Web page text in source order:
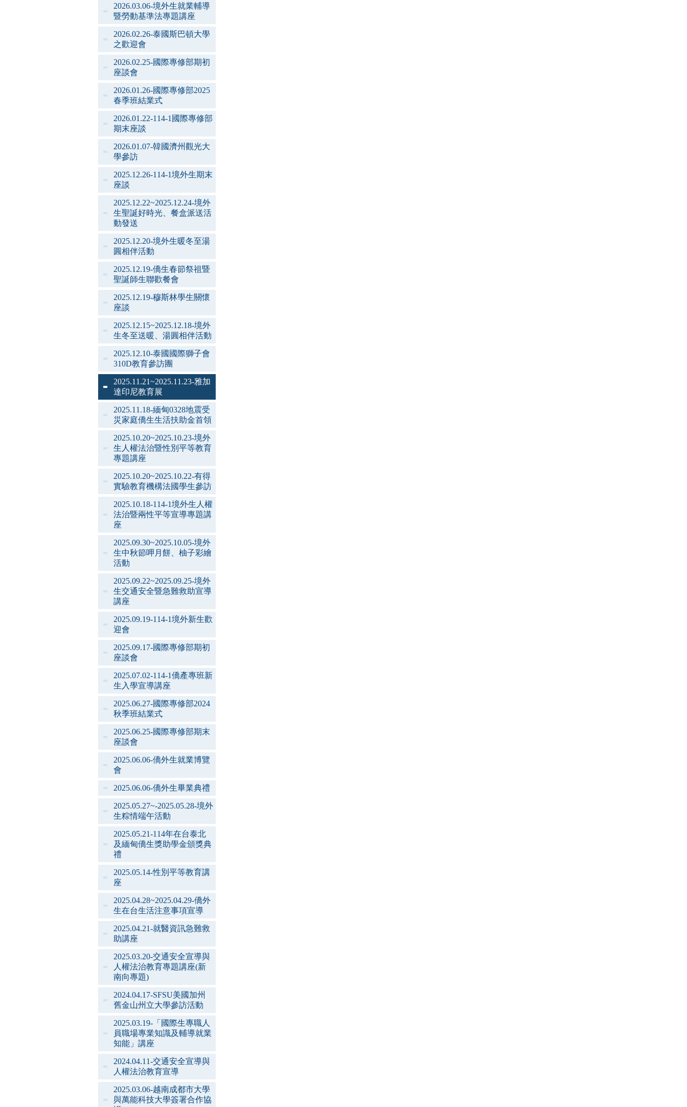
2026.03.06-境外生就業輔導
暨勞動基準法專題講座
2026.02.26-泰國斯巴頓大學
之歡迎會
2026.02.25-國際專修部期初
座談會
2026.01.26-國際專修部2025
春季班結業式
2026.01.22-114-1國際專修部
期末座談
2026.01.07-韓國濟州觀光大
學參訪
2025.12.26-114-1境外生期末
座談
2025.12.22~2025.12.24-境外
生聖誕好時光、餐盒派送活
動發送
2025.12.20-境外生暖冬至湯
圓相伴活動
2025.12.19-僑生春節祭祖暨
聖誕師生聯歡餐會
2025.12.19-穆斯林學生關懷
座談
2025.12.15~2025.12.18-境外
生冬至送暖、湯圓相伴活動
2025.12.10-泰國國際獅子會
310D教育參訪團
2025.11.21~2025.11.23-雅加
達印尼教育展
2025.11.18-緬甸0328地震受
災家庭僑生生活扶助金首領
2025.10.20~2025.10.23-境外
生人權法治暨性別平等教育
專題講座
2025.10.20~2025.10.22-有得
實驗教育機構法國學生參訪
2025.10.18-114-1境外生人權
法治暨兩性平等宣導專題講
座
2025.09.30~2025.10.05-境外
生中秋節呷月餅、柚子彩繪
活動
2025.09.22~2025.09.25-境外
生交通安全暨急難救助宣導
講座
2025.09.19-114-1境外新生歡
迎會
2025.09.17-國際專修部期初
座談會
2025.07.02-114-1僑產專班新
生入學宣導講座
2025.06.27-國際專修部2024
秋季班結業式
2025.06.25-國際專修部期末
座談會
2025.06.06-僑外生就業博覽
會
2025.06.06-僑外生畢業典禮
2025.05.27~-2025.05.28-境外
生粽情端午活動
2025.05.21-114年在台泰北
及緬甸僑生獎助學金頒獎典
禮
2025.05.14-性別平等教育講
座
2025.04.28~2025.04.29-僑外
生在台生活注意事項宣導
2025.04.21-就醫資訊急難救
助講座
2025.03.20-交通安全宣導與
人權法治教育專題講座(新
南向專題)
2024.04.17-SFSU美國加州
舊金山州立大學參訪活動
2025.03.19-「國際生專職人
員職場專業知識及輔導就業
知能」講座
2024.04.11-交通安全宣導與
人權法治教育宣導
2025.03.06-越南成都市大學
與萬能科技大學簽署合作協